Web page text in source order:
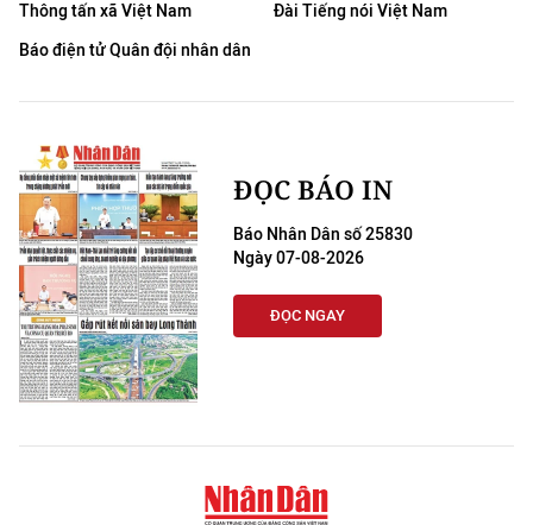
Thông tấn xã Việt Nam
Đài Tiếng nói Việt Nam
Báo điện tử Quân đội nhân dân
ĐỌC BÁO IN
Báo Nhân Dân số 25830
Ngày 07-08-2026
ĐỌC NGAY